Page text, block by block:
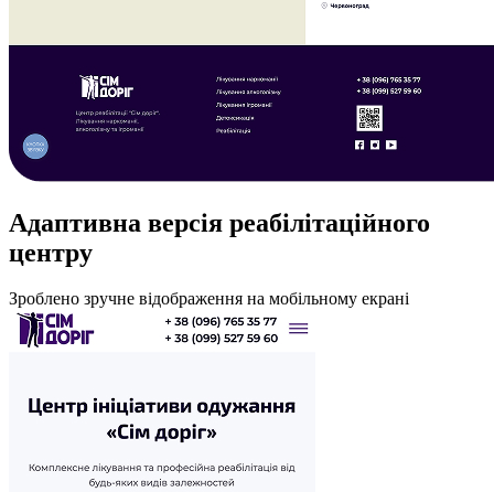
Адаптивна версія реабілітаційного
центру
Зроблено зручне відображення на мобільному екрані